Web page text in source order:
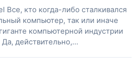
Все, кто когда-либо сталкивался
компьютер, так или иначе
компьютерной индустрии
действительно,…